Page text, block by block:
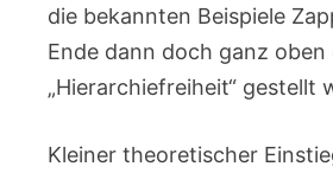
die bekannten Beispiele
Ende dann doch ganz
„Hierarchiefreiheit“ gestellt
Kleiner theoretischer